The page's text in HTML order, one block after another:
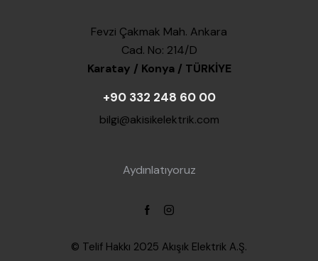
Fevzi Çakmak Mah. Ankara
Cad. No: 214/D
Karatay / Konya / TÜRKİYE
+90 332 248 60 00
bilgi@akisikelektrik.com
Aydınlatıyoruz
© Telif Hakkı 2025 Akışık Elektrik A.Ş.